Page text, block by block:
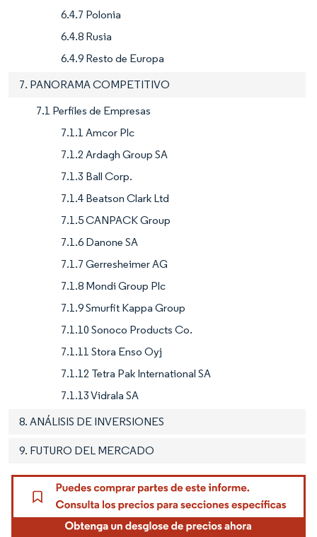
6.4.7 Polonia
6.4.8 Rusia
6.4.9 Resto de Europa
7. PANORAMA COMPETITIVO
7.1 Perfiles de Empresas
7.1.1 Amcor Plc
7.1.2 Ardagh Group SA
7.1.3 Ball Corp.
7.1.4 Beatson Clark Ltd
7.1.5 CANPACK Group
7.1.6 Danone SA
7.1.7 Gerresheimer AG
7.1.8 Mondi Group Plc
7.1.9 Smurfit Kappa Group
7.1.10 Sonoco Products Co.
7.1.11 Stora Enso Oyj
7.1.12 Tetra Pak International SA
7.1.13 Vidrala SA
8. ANÁLISIS DE INVERSIONES
9. FUTURO DEL MERCADO